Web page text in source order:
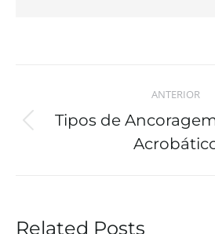
ANTERIOR
Tipos de
Related Posts